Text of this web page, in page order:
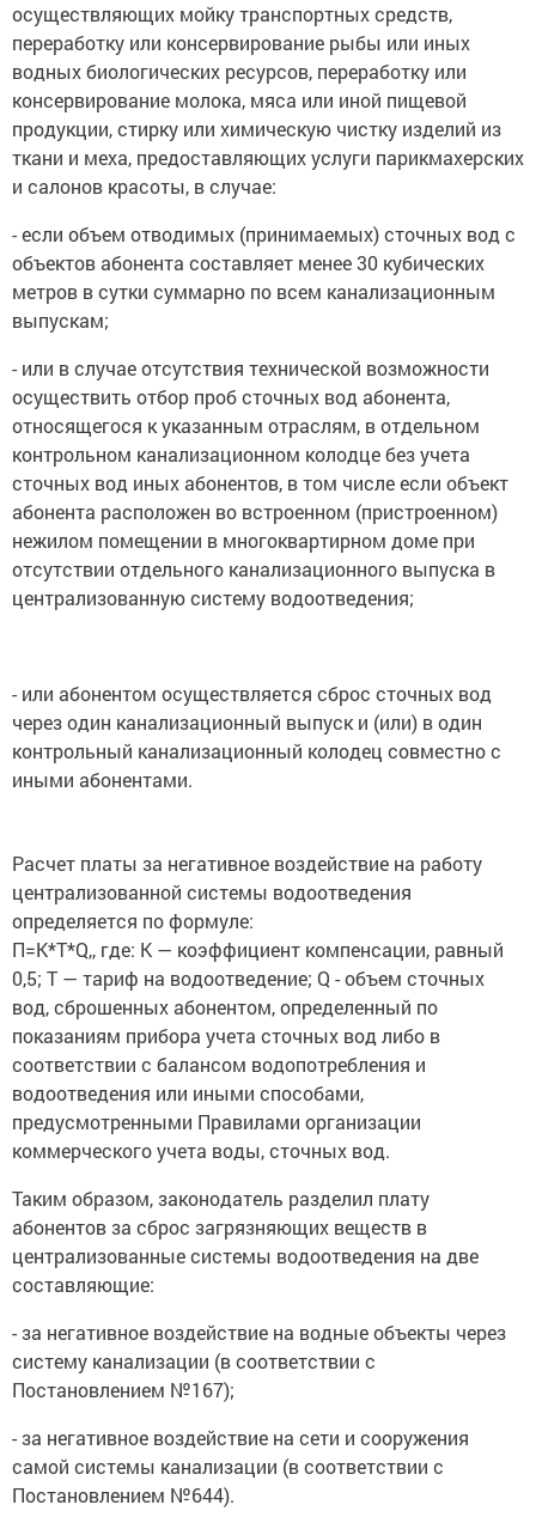
осуществляющих мойку транспортных средств,
переработку или консервирование рыбы или иных
водных биологических ресурсов, переработку или
консервирование молока, мяса или иной пищевой
продукции, стирку или химическую чистку изделий из
ткани и меха, предоставляющих услуги парикмахерских
и салонов красоты, в случае:
- если объем отводимых (принимаемых) сточных вод с
объектов абонента составляет менее 30 кубических
метров в сутки суммарно по всем канализационным
выпускам;
- или в случае отсутствия технической возможности
осуществить отбор проб сточных вод абонента,
относящегося к указанным отраслям, в отдельном
контрольном канализационном колодце без учета
сточных вод иных абонентов, в том числе если объект
абонента расположен во встроенном (пристроенном)
нежилом помещении в многоквартирном доме при
отсутствии отдельного канализационного выпуска в
централизованную систему водоотведения;
- или абонентом осуществляется сброс сточных вод
через один канализационный выпуск и (или) в один
контрольный канализационный колодец совместно с
иными абонентами.
Расчет платы за негативное воздействие на работу
централизованной системы водоотведения
определяется по формуле:
П=K*T*Q,, где: К — коэффициент компенсации, равный
0,5; Т — тариф на водоотведение; Q - объем сточных
вод, сброшенных абонентом, определенный по
показаниям прибора учета сточных вод либо в
соответствии с балансом водопотребления и
водоотведения или иными способами,
предусмотренными Правилами организации
коммерческого учета воды, сточных вод.
Таким образом, законодатель разделил плату
абонентов за сброс загрязняющих веществ в
централизованные системы водоотведения на две
составляющие:
- за негативное воздействие на водные объекты через
систему канализации (в соответствии с
Постановлением №167);
- за негативное воздействие на сети и сооружения
самой системы канализации (в соответствии с
Постановлением №644).